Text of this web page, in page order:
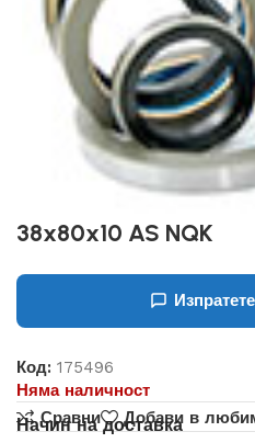
38x80x10 AS NQK
Код:175496
Няма наличност
Сравни
Добави в
Начин на доставка